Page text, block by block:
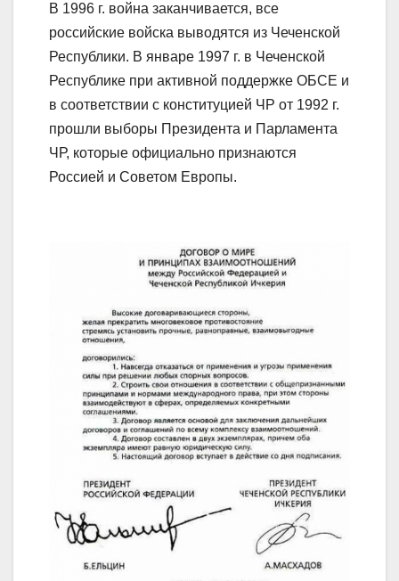
В 1996 г. война заканчивается, все
российские войска выводятся из Чеченской
Республики. В январе 1997 г. в Чеченской
Республике при активной поддержке ОБСЕ и
в соответствии с конституцией ЧР от 1992 г.
прошли выборы Президента и Парламента
ЧР, которые официально признаются
Россией и Советом Европы.